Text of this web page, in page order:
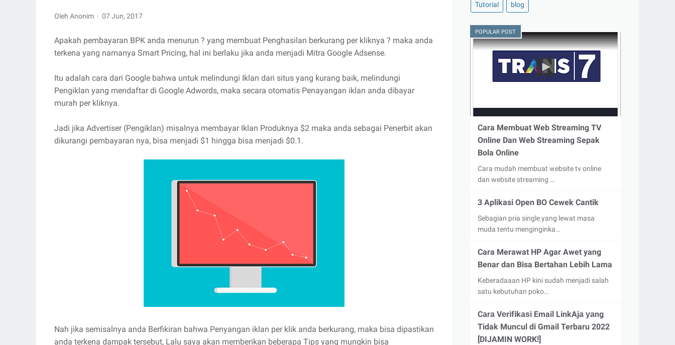
Oleh Anonim 07 Jun, 2017
Apakah pembayaran BPK anda menurun ? yang membuat Penghasilan berkurang per kliknya ? maka anda
terkena yang namanya Smart Pricing, hal ini berlaku jika anda menjadi Mitra Google Adsense.
Itu adalah cara dari Google bahwa untuk melindungi Iklan dari situs yang kurang baik, melindungi
Pengiklan yang mendaftar di Google Adwords, maka secara otomatis Penayangan iklan anda dibayar
murah per kliknya.
Jadi jika Advertiser (Pengiklan) misalnya membayar Iklan Produknya $2 maka anda sebagai Penerbit akan
dikurangi pembayaran nya, bisa menjadi $1 hingga bisa menjadi $0.1.
Nah jika semisalnya anda Berfikiran bahwa Penyangan iklan per klik anda berkurang, maka bisa dipastikan
anda terkena dampak tersebut, Lalu saya akan memberikan beberapa Tips yang mungkin bisa
Tutorial blog
POPULAR POST
Cara Membuat Web Streaming TV
Online Dan Web Streaming Sepak
Bola Online
Cara mudah membuat website tv online
dan website streaming …
3 Aplikasi Open BO Cewek Cantik
Sebagian pria single yang lewat masa
muda tentu menginginka…
Cara Merawat HP Agar Awet yang
Benar dan Bisa Bertahan Lebih Lama
Keberadaaan HP kini sudah menjadi salah
satu kebutuhan poko…
Cаrа Vеrіfіkаѕі Email LіnkAjа уаng
Tidak Munсul di Gmail Terbaru 2022
[DIJAMIN WORK!]